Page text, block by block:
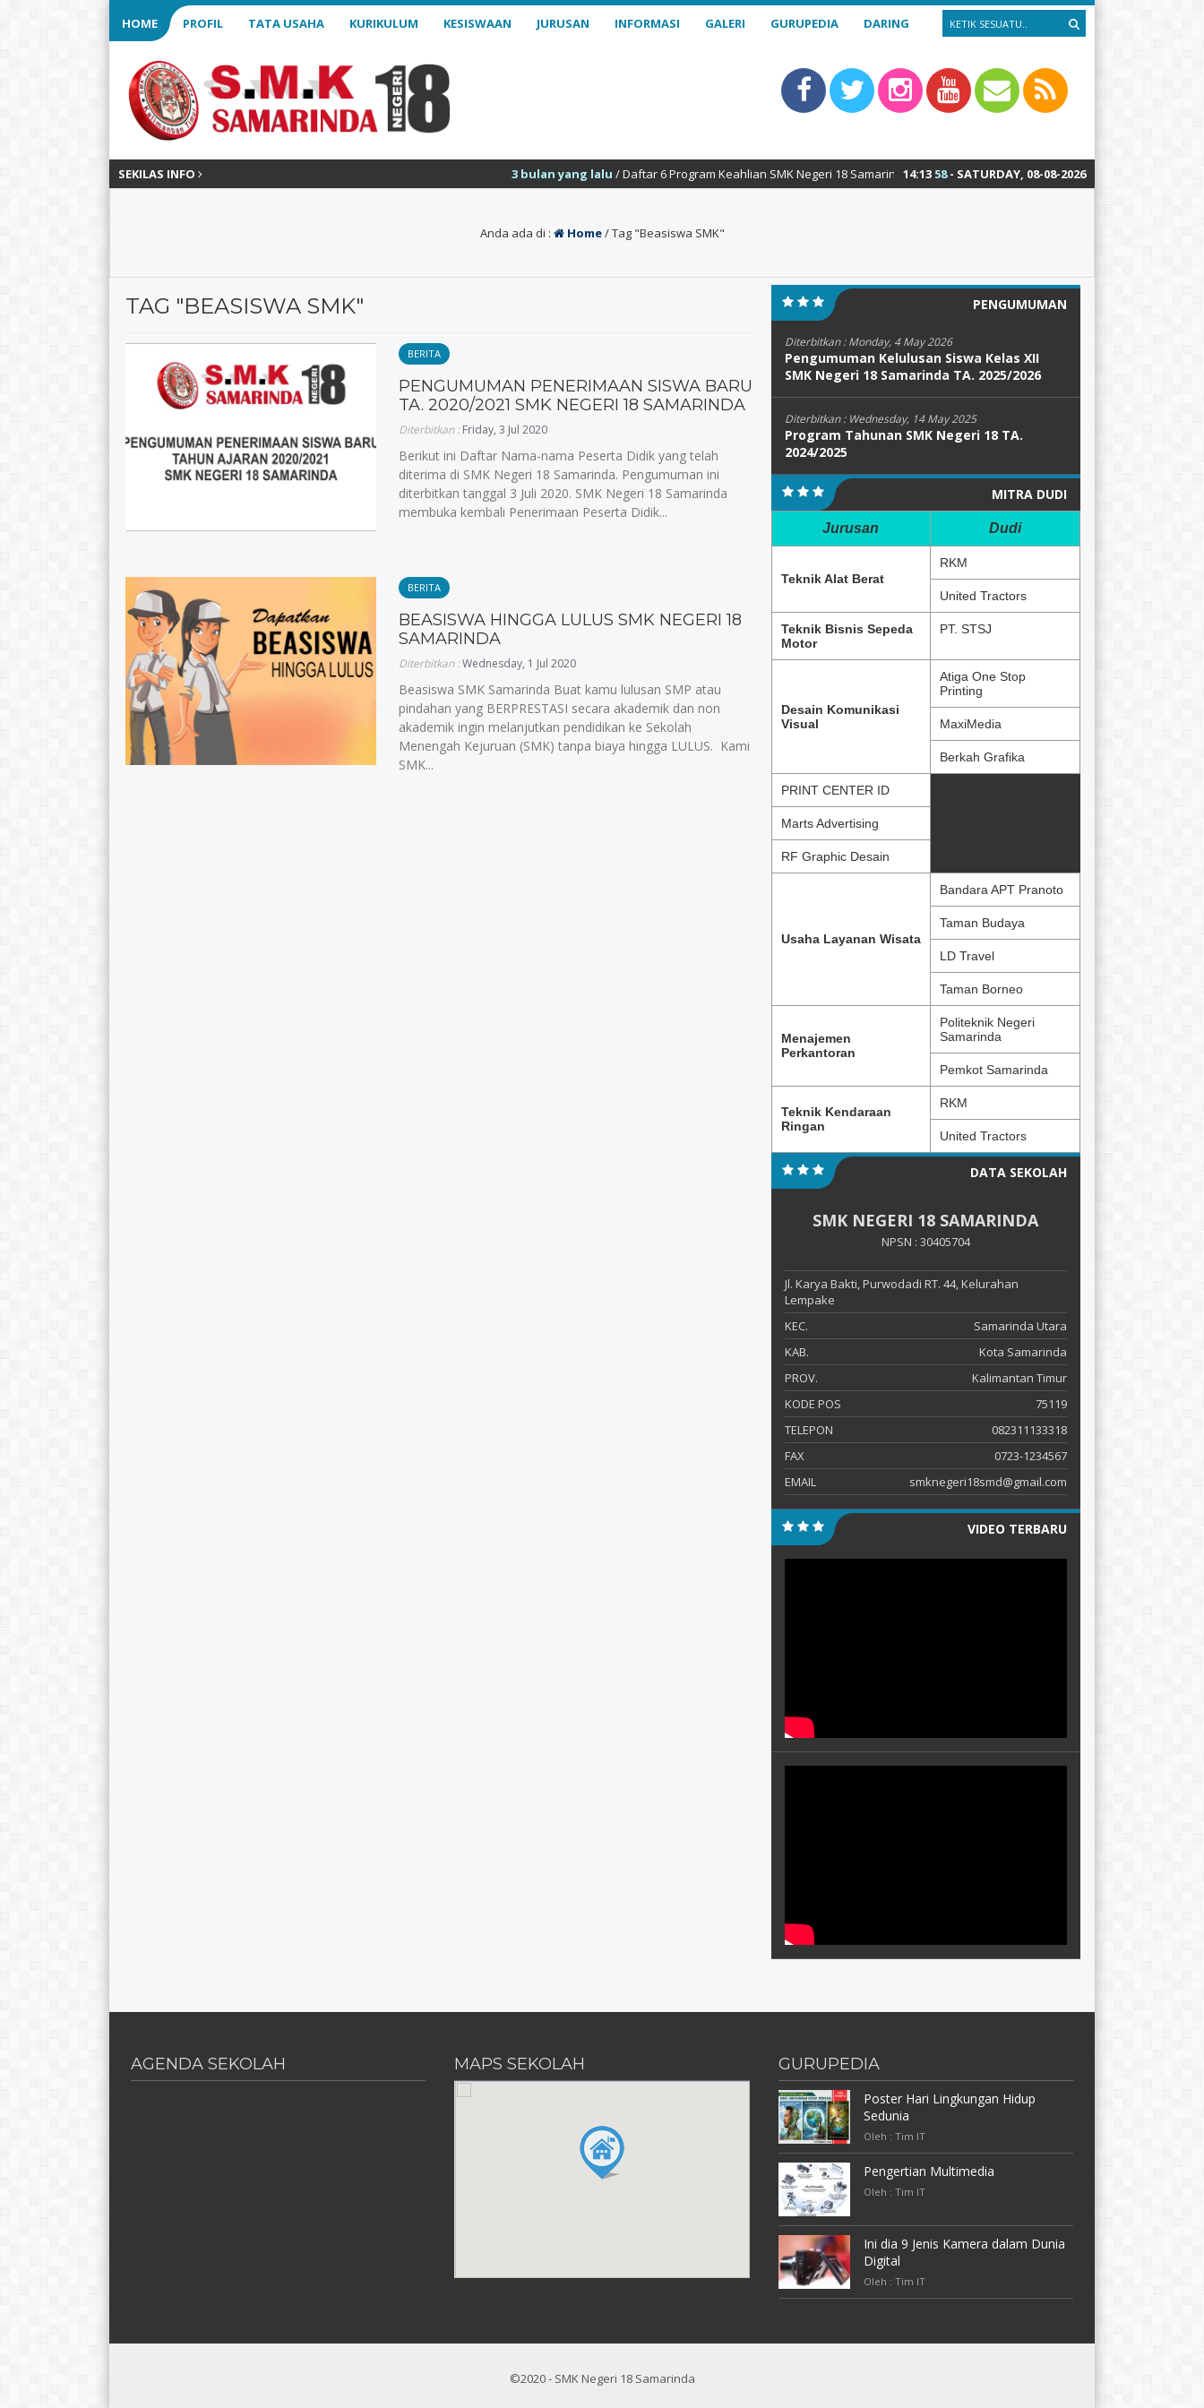
HOME PROFIL TATA USAHA KURIKULUM KESISWAAN JURUSAN INFORMASI GALERI GURUPEDIA DARING
SEKILAS INFO 14:13 59- SATURDAY, 08-08-2026
3 bulan yang lalu/ Daftar 6 Program Keahlian SMK Negeri 18 Samarinda : Teknik Alat Berat – Teknik Sepeda Motor – Teknik Kendaraan
Anda ada di : Home/Tag "Beasiswa SMK"
TAG "BEASISWA SMK"
BERITA
PENGUMUMAN PENERIMAAN SISWA BARU
TA. 2020/2021 SMK NEGERI 18 SAMARINDA
Diterbitkan :Friday, 3 Jul 2020
Berikut ini Daftar Nama-nama Peserta Didik yang telah
diterima di SMK Negeri 18 Samarinda. Pengumuman ini
diterbitkan tanggal 3 Juli 2020. SMK Negeri 18 Samarinda
membuka kembali Penerimaan Peserta Didik...
BERITA
BEASISWA HINGGA LULUS SMK NEGERI 18
SAMARINDA
Diterbitkan :Wednesday, 1 Jul 2020
Beasiswa SMK Samarinda Buat kamu lulusan SMP atau
pindahan yang BERPRESTASI secara akademik dan non
akademik ingin melanjutkan pendidikan ke Sekolah
Menengah Kejuruan (SMK) tanpa biaya hingga LULUS. Kami
SMK...
PENGUMUMAN
Diterbitkan :Monday, 4 May 2026
Pengumuman Kelulusan Siswa Kelas XII
SMK Negeri 18 Samarinda TA. 2025/2026
Diterbitkan : Wednesday, 14 May 2025
Program Tahunan SMK Negeri 18 TA.
2024/2025
MITRA DUDI
Jurusan Dudi
Teknik Alat Berat
RKM
United Tractors
Teknik Bisnis Sepeda
Motor
PT. STSJ
Desain Komunikasi
Visual
Atiga One Stop
Printing
MaxiMedia
Berkah Grafika
PRINT CENTER ID
Marts Advertising
RF Graphic Desain
Usaha Layanan Wisata
Bandara APT Pranoto
Taman Budaya
LD Travel
Taman Borneo
Menajemen
Perkantoran
Politeknik Negeri
Samarinda
Pemkot Samarinda
Teknik Kendaraan
Ringan
RKM
United Tractors
DATA SEKOLAH
SMK NEGERI 18 SAMARINDA
NPSN : 30405704
Jl. Karya Bakti, Purwodadi RT. 44, Kelurahan
Lempake
KEC.
Samarinda Utara
KAB.
Kota Samarinda
PROV.
Kalimantan Timur
KODE POS
75119
TELEPON
082311133318
FAX
0723-1234567
EMAIL
smknegeri18smd@gmail.com
VIDEO TERBARU
AGENDA SEKOLAH MAPS SEKOLAH GURUPEDIA
Poster Hari Lingkungan Hidup
Sedunia
Oleh : Tim IT
Pengertian Multimedia
Oleh : Tim IT
Ini dia 9 Jenis Kamera dalam Dunia
Digital
Oleh : Tim IT
©2020 - SMK Negeri 18 Samarinda